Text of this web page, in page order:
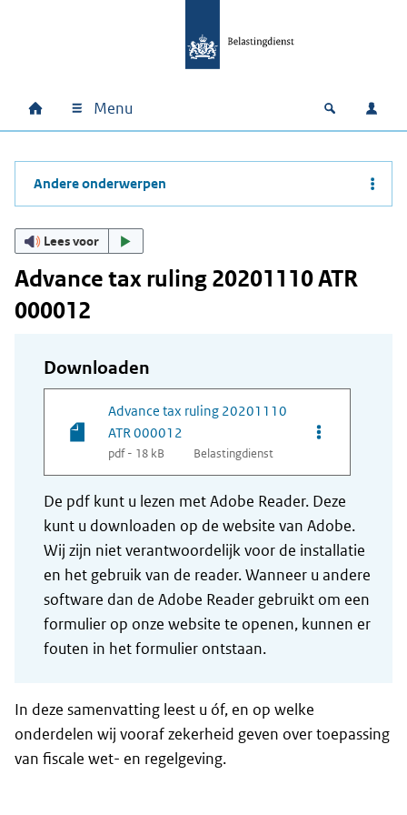
Hoofdnavigatie
Home Menu Open
Andere onderwerpen
Lees voor
Advance tax ruling 20201110 ATR
000012
Downloaden
Advance tax ruling 20201110
ATR 000012
pdf - 18 kB Belastingdienst
Opties van
De pdf kunt u lezen met Adobe Reader. Deze
kunt u downloaden op de website van Adobe.
Wij zijn niet verantwoordelijk voor de installatie
en het gebruik van de reader. Wanneer u andere
software dan de Adobe Reader gebruikt om een
formulier op onze website te openen, kunnen er
fouten in het formulier ontstaan.
In deze samenvatting leest u óf, en op welke
onderdelen wij vooraf zekerheid geven over toepassing
van fiscale wet- en regelgeving.